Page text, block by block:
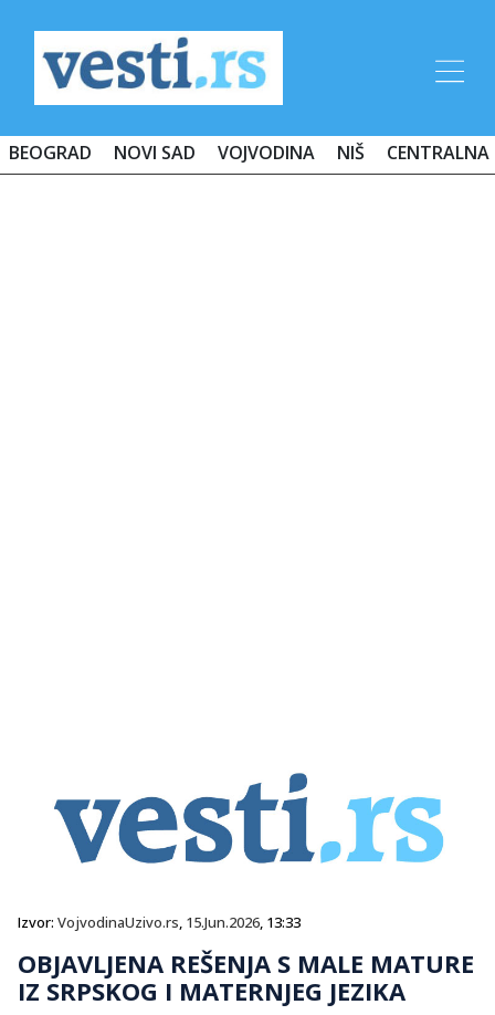
BEOGRAD NOVI SAD VOJVODINA NIŠ CENTRALNA
Izvor: VojvodinaUzivo.rs, 15.Jun.2026, 13:33
OBJAVLJENA REŠENJA S MALE MATURE
IZ SRPSKOG I MATERNJEG JEZIKA